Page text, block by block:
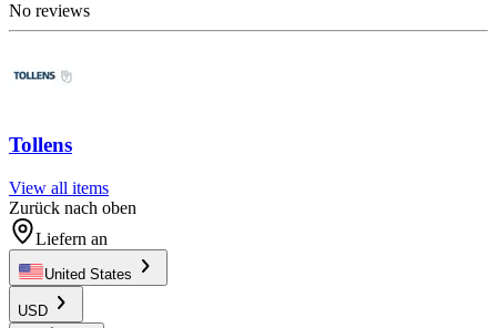
No reviews
Tollens
View all items
Zurück nach oben
Liefern an
United States
USD